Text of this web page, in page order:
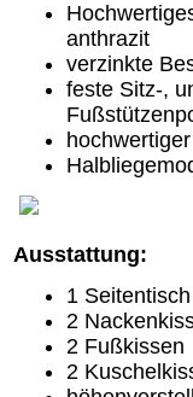
anthrazit
verzinkte
feste Sitz-,
Ausstattung:
1 Seitentisch
2
2 Fußkissen
2